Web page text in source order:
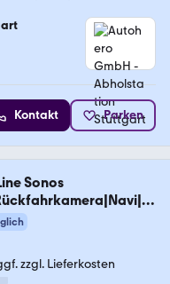
Kontakt Parken
Sonos
zzgl. Lieferkosten